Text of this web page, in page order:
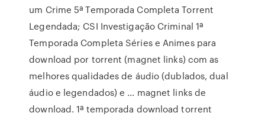
um Crime 5ª Temporada Completa Torrent
Legendada; CSI Investigação Criminal 1ª
Temporada Completa Séries e Animes para
download por torrent (magnet links) com as
melhores qualidades de áudio (dublados, dual
áudio e legendados) e … magnet links de
download. 1ª temporada download torrent